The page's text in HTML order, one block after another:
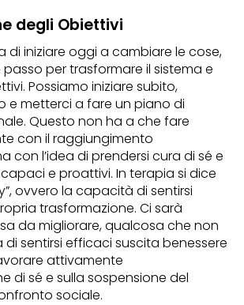
degli Obiettivi
di iniziare oggi a cambiare le cose,
per trasformare il sistema e
Possiamo iniziare subito,
e metterci a fare un piano di
Questo non ha a che fare
con il raggiungimento
con l’idea di prendersi cura di sé e
e proattivi. In terapia si dice
ovvero la capacità di sentirsi
trasformazione. Ci sarà
da migliorare, qualcosa che non
di sentirsi efficaci suscita benessere
attivamente
di sé e sulla sospensione del
sociale.